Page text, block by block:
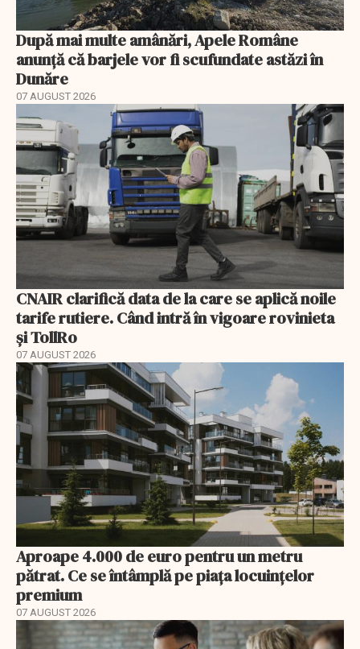
După mai multe amânări, Apele Române
anunță că barjele vor fi scufundate astăzi în
Dunăre
07 AUGUST 2026
CNAIR clarifică data de la care se aplică noile
tarife rutiere. Când intră în vigoare rovinieta
și TollRo
07 AUGUST 2026
Aproape 4.000 de euro pentru un metru
pătrat. Ce se întâmplă pe piața locuințelor
premium
07 AUGUST 2026